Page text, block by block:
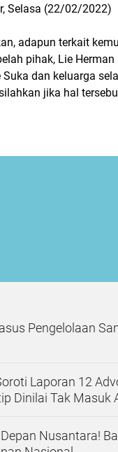
Selasa (22/02/2022)
adapun terkait
pihak, Lie
dan keluarga
jika hal
Pengelolaan
Laporan 12
Dinilai Tak Masuk
Nusantara!